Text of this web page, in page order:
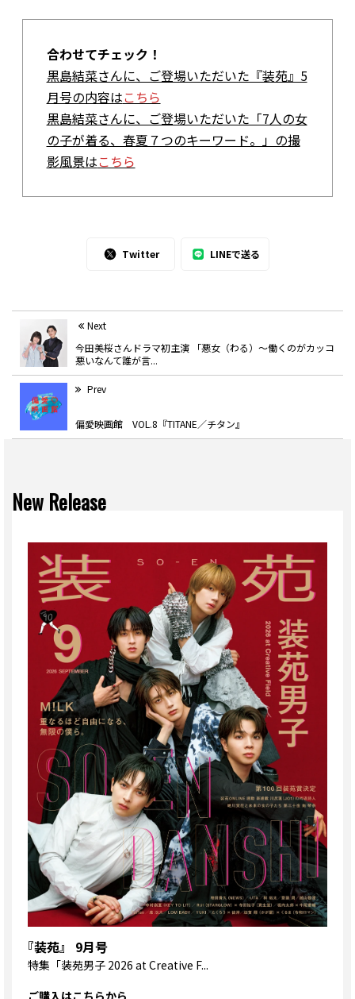
合わせてチェック！
黒島結菜さんに、ご登場いただいた『装苑』5
月号の内容はこちら
黒島結菜さんに、ご登場いただいた「7人の女
の子が着る、春夏７つのキーワード。」の撮
影風景はこちら
Twitter LINEで送る
Next
今田美桜さんドラマ初主演 「悪女（わる）〜働くのがカッコ
悪いなんて誰が言...
Prev
偏愛映画館 VOL.8『TITANE／チタン』
New Release
『装苑』 9月号
特集 「装苑男子 2026 at Creative F...
ご購入はこちらから